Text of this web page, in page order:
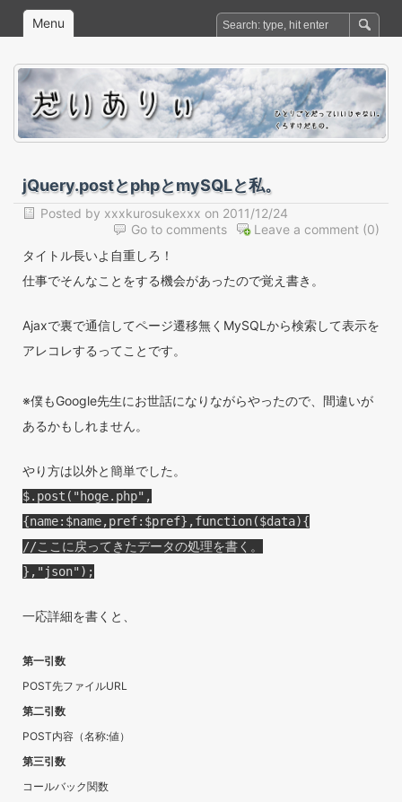
Menu
jQuery.postとphpとmySQLと私。
Posted by xxxkurosukexxx on 2011/12/24
Leave a comment (0)
Go to comments
タイトル長いよ自重しろ！
仕事でそんなことをする機会があったので覚え書き。
Ajaxで裏で通信してページ遷移無くMySQLから検索して表示を
アレコレするってことです。
※僕もGoogle先生にお世話になりながらやったので、間違いが
あるかもしれません。
やり方は以外と簡単でした。
$.post("hoge.php",
{name:$name,pref:$pref},function($data){
//ここに戻ってきたデータの処理を書く。
},"json");
一応詳細を書くと、
第一引数
POST先ファイルURL
第二引数
POST内容（名称:値）
第三引数
コールバック関数